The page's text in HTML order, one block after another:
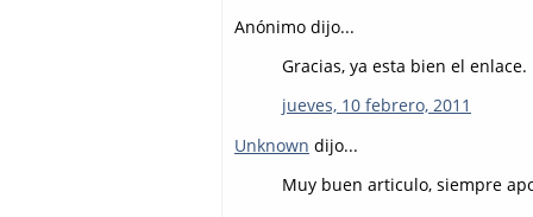
Anónimo dijo...
Gracias, ya esta bien el
jueves, 10 febrero, 2011
Unknown dijo...
Muy buen articulo, siempre